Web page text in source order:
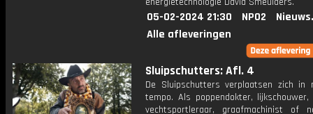
05-02-2024 21:30 NPO2
Alle afleveringen
Sluipschutters: Afl. 4
De Sluipschutters verplaatsen zich in
tempo. Als poppendokter, lijkschouwer,
vechtsportleraar, graafmachinist of